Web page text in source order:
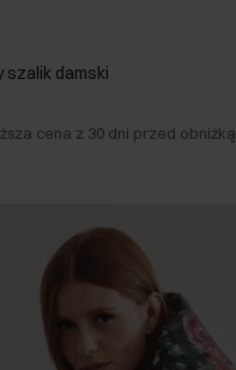
szalik damski
cena z 30 dni przed obniżką